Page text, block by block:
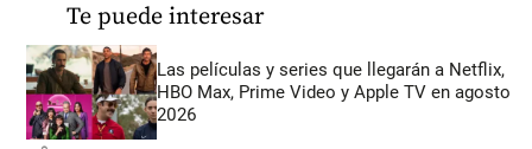
Te puede interesar
Las películas y series que llegarán a Netflix,
HBO Max, Prime Video y Apple TV en agosto
2026